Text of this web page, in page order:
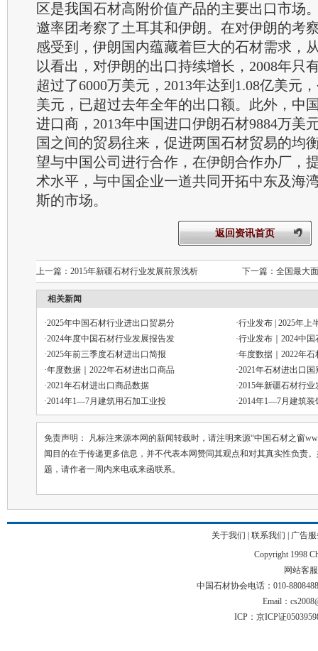
区是我国石材高附价值产品的主要出口市场
邀率团考察了土耳其和伊朗。在对伊朗的考
感受到，伊朗国内蕴藏着巨大的石材需求，
以看出，对伊朗的出口持续增长，2008年只
超过了6000万美元，2013年达到1.08亿美元
美元，已超过去年全年的出口额。此外，中
进口商，2013年中国进口伊朗石材9884万美
国之间的贸易往来，促进两国石材贸易的均
望与中国公司进行合作，在伊朗合作办厂，
术水平，与中国企业一道共同开拓中东及海
斯的市场。
返回资讯首页
上一篇： 2015年新疆石材行业发展前景浅析 下一篇： 全国最大
相关新闻
·2025年中国石材行业进出口贸易分 ·行业发布 | 2025年上
·2024年度中国石材行业发展报告发 ·行业发布｜2024中
·2025年前三季度石材进出口简报 ·年度数据｜2022年
·年度数据｜2022年石材进出口商品 ·2021年石材进出口国
·2021年石材进出口商品数据 ·2015年新疆石材行
·2014年1—7月建筑用石加工业投 ·2014年1—7月建筑装
免责声明： 凡标注来源本网的新闻转载时，请注明来源“中国石材之窗
闻目的在于传递更多信息，并不代表本网赞同其观点和对其真实性负责
题，请作者一周内来电或来函联系。
关于我们 联系我们
广告
Copyright 1998
网站客
中国石材协会电话：010-
Email：
ICP：京ICP证